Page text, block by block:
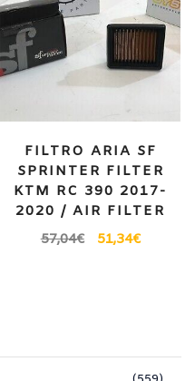
FILTRO ARIA SF
SPRINTER FILTER
KTM RC 390 2017-
2020 / AIR FILTER
57,04€ 51,34€